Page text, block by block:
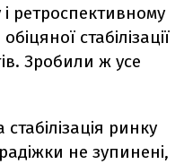
ретроспективному
стабілізації
Зробили ж усе
ринку
не зупинені,